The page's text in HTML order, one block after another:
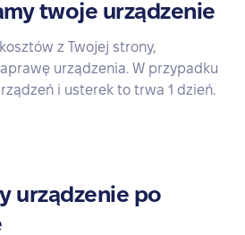
twoje urządzenie
z Twojej strony,
urządzenia. W przypadku
i usterek to trwa 1 dzień.
urządzenie po